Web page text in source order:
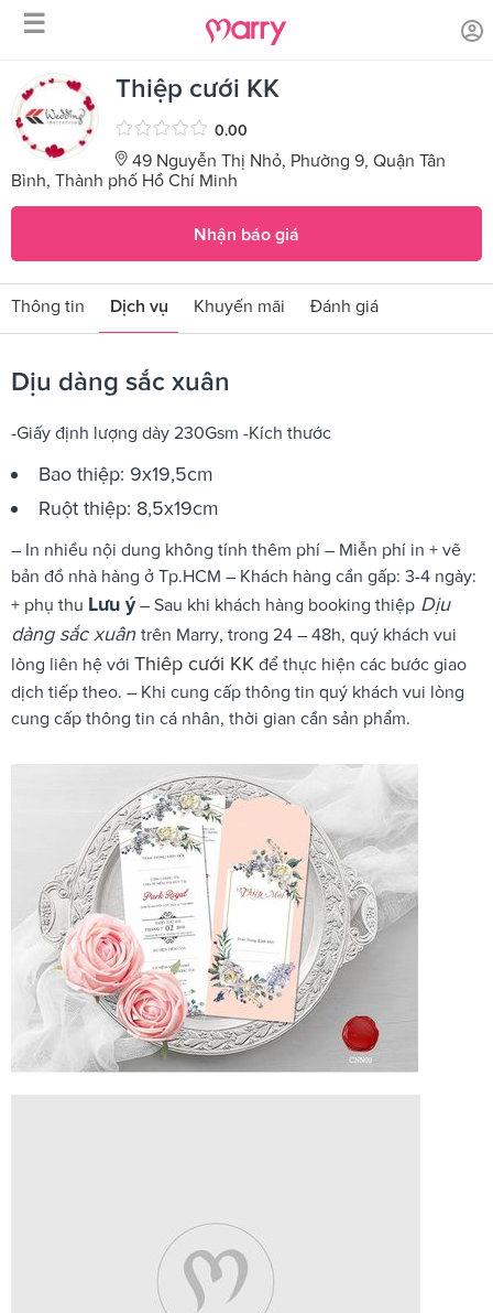
☰
Trang chủ Sản phẩm dịch vụ / Dịu dàng sắc xuân
Thiệp cưới KK
0.00
49 Nguyễn Thị Nhỏ, Phường 9, Quận Tân
Bình, Thành phố Hồ Chí Minh
Nhận báo giá
Thông tin Dịch vụ Khuyến mãi Đánh giá
Dịu dàng sắc xuân
-Giấy định lượng dày 230Gsm -Kích thước
Bao thiệp: 9x19,5cm
Ruột thiệp: 8,5x19cm
– In nhiều nội dung không tính thêm phí – Miễn phí in + vẽ
bản đồ nhà hàng ở Tp.HCM – Khách hàng cần gấp: 3-4 ngày:
+ phụ thu Lưu ý– Sau khi khách hàng booking thiệp Dịu
dàng sắc xuân trên Marry, trong 24 – 48h, quý khách vui
lòng liên hệ với Thiêp cưới KK để thực hiện các bước giao
dịch tiếp theo. – Khi cung cấp thông tin quý khách vui lòng
cung cấp thông tin cá nhân, thời gian cần sản phẩm.